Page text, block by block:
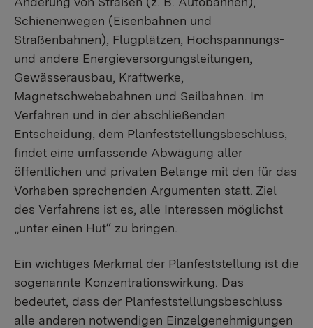
Schienenwegen (Eisenbahnen und
Straßenbahnen), Flugplätzen, Hochspannungs-
und andere Energieversorgungsleitungen,
Gewässerausbau, Kraftwerke,
Magnetschwebebahnen und Seilbahnen. Im
Verfahren und in der abschließenden
Entscheidung, dem Planfeststellungsbeschluss,
findet eine umfassende Abwägung aller
öffentlichen und privaten Belange mit den für das
Vorhaben sprechenden Argumenten statt. Ziel
des Verfahrens ist es, alle Interessen möglichst
„unter einen Hut“ zu bringen.
Ein wichtiges Merkmal der Planfeststellung ist die
sogenannte Konzentrationswirkung. Das
bedeutet, dass der Planfeststellungsbeschluss
alle anderen notwendigen Einzelgenehmigungen